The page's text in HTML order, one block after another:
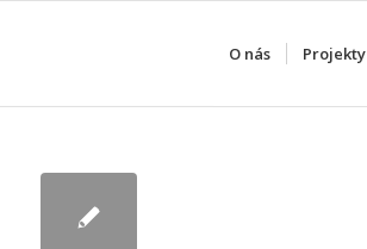
O nás Projekty